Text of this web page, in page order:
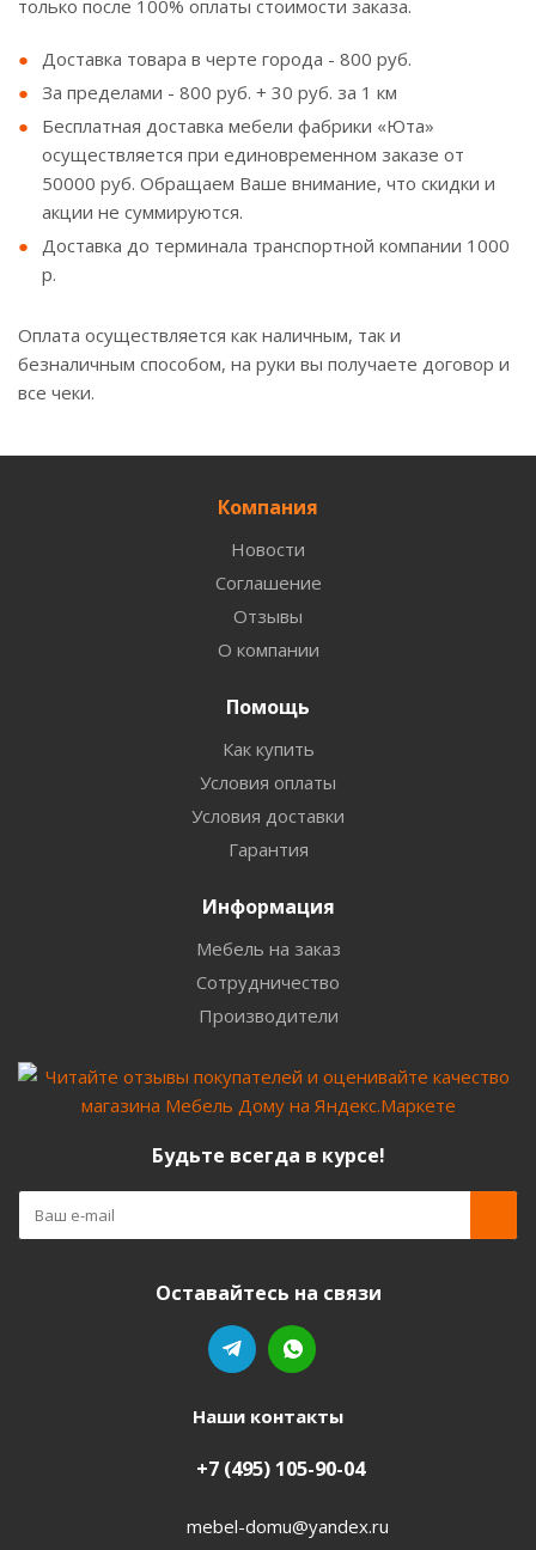
только после 100% оплаты стоимости заказа.
Доставка товара в черте города - 800 руб.
За пределами - 800 руб. + 30 руб. за 1 км
Бесплатная доставка мебели фабрики «Юта»
осуществляется при единовременном заказе от
50000 руб. Обращаем Ваше внимание, что скидки и
акции не суммируются.
Доставка до терминала транспортной компании 1000
р.
Оплата осуществляется как наличным, так и
безналичным способом, на руки вы получаете договор и
все чеки.
Компания
Новости
Соглашение
Отзывы
О компании
Помощь
Как купить
Условия оплаты
Условия доставки
Гарантия
Информация
Мебель на заказ
Сотрудничество
Производители
Будьте всегда в курсе!
Оставайтесь на связи
Наши контакты
+7 (495) 105-90-04
mebel-domu@yandex.ru